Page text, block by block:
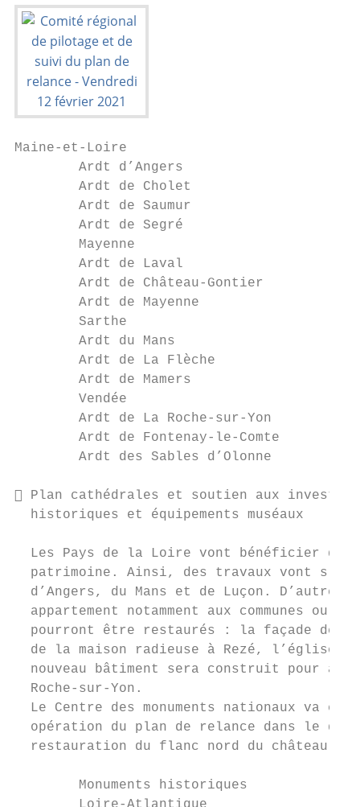
Maine-et-Loire
Ardt d’Angers
Ardt de Cholet
Ardt de Saumur
Ardt de Segré
Mayenne
Ardt de Laval
Ardt de Château-Gontier
Ardt de Mayenne
Sarthe
Ardt du Mans
Ardt de La Flèche
Ardt de Mamers
Vendée
Ardt de La Roche-sur-Yon
Ardt de Fontenay-le-Comte
Ardt des Sables d’Olonne
 Plan cathédrales et soutien aux
  historiques et équipements muséaux
Les Pays de la Loire vont bénéficier de
patrimoine. Ainsi, des travaux vont
d’Angers, du Mans et de Luçon. D’autres
appartement notamment aux communes ou
pourront être restaurés : la façade de
de la maison radieuse à Rezé, l’église
nouveau bâtiment sera construit pour
  Roche-sur-Yon.
Le Centre des monuments nationaux va
opération du plan de relance dans le
restauration du flanc nord du château
Monuments historiques